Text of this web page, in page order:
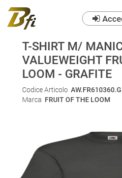
T-SHIRT M/
VALUEWEIGHT
LOOM - GRAFITE
Codice Articolo
Marca FRUIT OF THE LOOM